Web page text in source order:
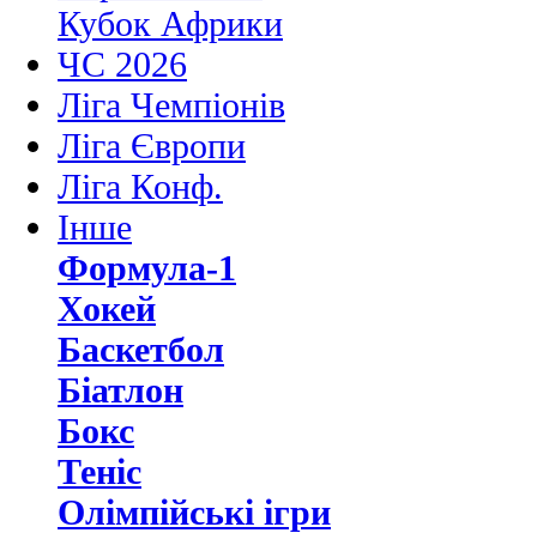
Кубок Африки
ЧС 2026
Ліга Чемпіонів
Ліга Європи
Ліга Конф.
Інше
Формула-1
Хокей
Баскетбол
Біатлон
Бокс
Теніс
Олімпійські ігри